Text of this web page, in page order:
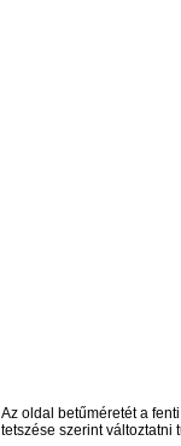
Az oldal betűméretét a
tetszése szerint változtatni